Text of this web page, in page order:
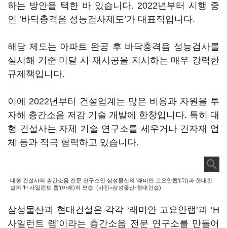
하는 방안을 택한 바 있습니다. 2022년부터 시행 중
인 ‘바닥충격음 성능검사제도’가 대표적입니다.
해당 제도는 아파트 완공 후 바닥충격음 성능검사를
실시해 기준 미달 시 재시공을 지시하는 매우 강력한
규제책입니다.
이에 2022년부터 건설업계는 많은 비용과 자원을 투
자해 층간소음 저감 기술 개발에 한창입니다. 특히 대
형 건설사는 자체 기술 연구소를 세우거나 건자재 업
체 등과 적극 협력하고 있습니다.
대형 건설사의 층간소음 전문 연구소인 삼성물산의 '래미안 고요안랩'(위)과 현대건
설의 'H 사일런트 랩'(아래)의 모습. (사진=삼성물산·현대건설)
삼성물산과 현대건설은 각각 ‘래미안 고요안랩’과 ‘H
사일런트 랩’이라는 층간소음 전문 연구소를 만들어